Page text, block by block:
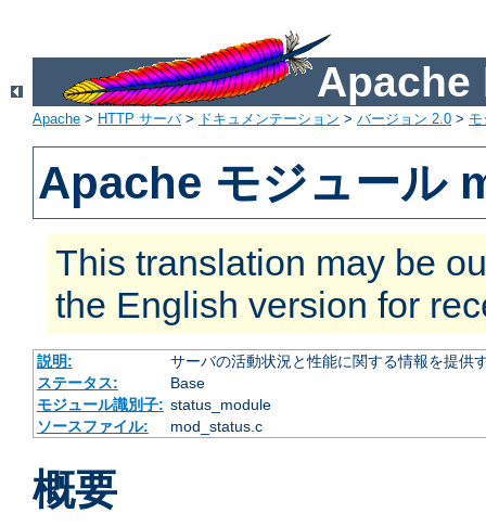
Apache
Apache > HTTP サーバ> ドキュメンテーション > バージョン 2.0 >
Apache モジュール
This translation may be
the English version for
説明:
サーバの活動状況と性能に関する情報を提供
ステータス:
Base
モジュール識別子: status_module
ソースファイル:
mod_status.c
概要